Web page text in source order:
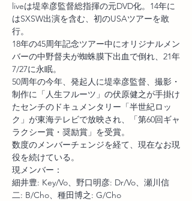
liveは堤幸彦監督総指揮の元DVD化。14年に
はSXSW出演を含む、初のUSAツアーを敢
行。
18年の45周年記念ツアー中にオリジナルメン
バーの中野督夫が蜘蛛膜下出血で倒れ、21年
7/27に永眠。
50周年の今年、発起人に堤幸彦監督、撮影・
制作に「人生フルーツ」の伏原健之が手掛け
たセンチのドキュメンタリー「半世紀ロッ
ク」が東海テレビで放映され、「第60回ギャ
ラクシー賞・奨励賞」を受賞。
数度のメンバーチェンジを経て、現在なお現
役を続けている。
現メンバー：
細井豊: Key/Vo、野口明彦: Dr/Vo、瀬川信
二: B/Cho、種田博之: G/Cho